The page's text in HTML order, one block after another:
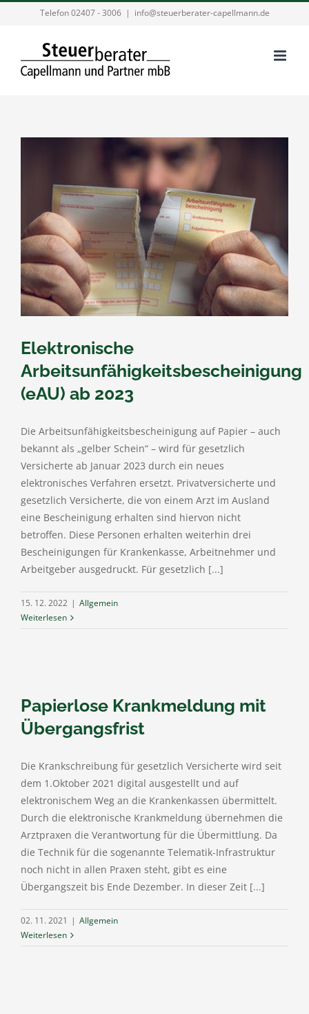
Telefon 02407 - 3006 | info@steuerberater-capellmann.de
Elektronische
Arbeitsunfähigkeitsbescheinigung
(eAU) ab 2023
Die Arbeitsunfähigkeitsbescheinigung auf Papier – auch
bekannt als „gelber Schein“ – wird für gesetzlich
Versicherte ab Januar 2023 durch ein neues
elektronisches Verfahren ersetzt. Privatversicherte und
gesetzlich Versicherte, die von einem Arzt im Ausland
eine Bescheinigung erhalten sind hiervon nicht
betroffen. Diese Personen erhalten weiterhin drei
Bescheinigungen für Krankenkasse, Arbeitnehmer und
Arbeitgeber ausgedruckt. Für gesetzlich [...]
15. 12. 2022 | Allgemein
Weiterlesen
Papierlose Krankmeldung mit
Übergangsfrist
Die Krankschreibung für gesetzlich Versicherte wird seit
dem 1.Oktober 2021 digital ausgestellt und auf
elektronischem Weg an die Krankenkassen übermittelt.
Durch die elektronische Krankmeldung übernehmen die
Arztpraxen die Verantwortung für die Übermittlung. Da
die Technik für die sogenannte Telematik-Infrastruktur
noch nicht in allen Praxen steht, gibt es eine
Übergangszeit bis Ende Dezember. In dieser Zeit [...]
02. 11. 2021 | Allgemein
Weiterlesen